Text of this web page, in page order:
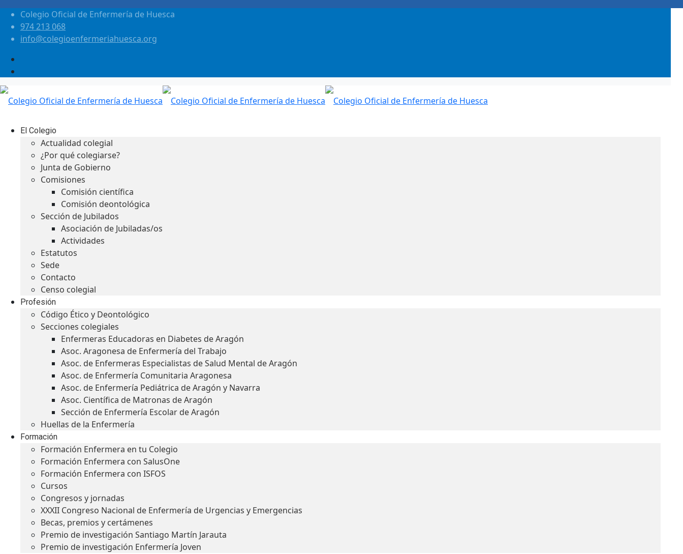
Colegio Oficial de Enfermería de Huesca
974 213 068
info@colegioenfermeriahuesca.org
El Colegio
Actualidad colegial
¿Por qué colegiarse?
Junta de Gobierno
Comisiones
Comisión científica
Comisión deontológica
Sección de Jubilados
Asociación de Jubiladas/os
Actividades
Estatutos
Sede
Contacto
Censo colegial
Profesión
Código Ético y Deontológico
Secciones colegiales
Enfermeras Educadoras en Diabetes de Aragón
Asoc. Aragonesa de Enfermería del Trabajo
Asoc. de Enfermeras Especialistas de Salud Mental de Aragón
Asoc. de Enfermería Comunitaria Aragonesa
Asoc. de Enfermería Pediátrica de Aragón y Navarra
Asoc. Científica de Matronas de Aragón
Sección de Enfermería Escolar de Aragón
Huellas de la Enfermería
Formación
Formación Enfermera en tu Colegio
Formación Enfermera con SalusOne
Formación Enfermera con ISFOS
Cursos
Congresos y jornadas
XXXII Congreso Nacional de Enfermería de Urgencias y Emergencias
Becas, premios y certámenes
Premio de investigación Santiago Martín Jarauta
Premio de investigación Enfermería Joven